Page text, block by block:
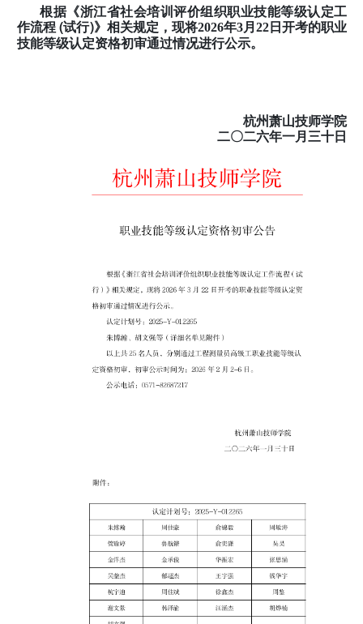
根据《浙江省社会培训评价组织职业技能等级认定工
作流程 (试行)》相关规定， 现将2026年3月22日开考的职业
技能等级认定资格初审通过情况进行公示。
杭州萧山技师学院
二〇二六年一月三十日